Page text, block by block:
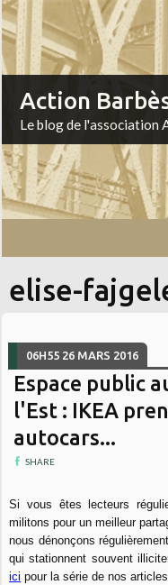
Action
Le blog de l'association
elise-
06H55 26 MARS 2016
Espace public
l'Est : IKEA
autocars...
SHARE
Si vous êtes lecteurs
militons pour un meilleur
nous dénonçons
qui stationnent souvent
ici pour la série de nos